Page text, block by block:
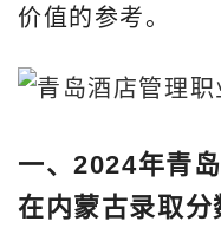
价值的参考。
一、2024年青
在内蒙古录取分